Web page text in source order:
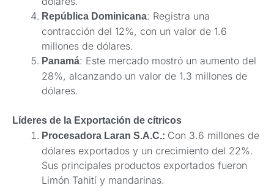
República Dominicana: Registra una
contracción del 12%, con un valor de 1.6
millones de dólares.
Panamá: Este mercado mostró un aumento del
28%, alcanzando un valor de 1.3 millones de
dólares.
Líderes de la Exportación de cítricos
Procesadora Laran S.A.C.: Con 3.6 millones de
dólares exportados y un crecimiento del 22%.
Sus principales productos exportados fueron
Limón Tahití y mandarinas.